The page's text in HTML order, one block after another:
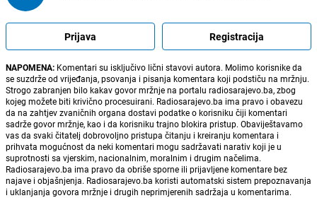
Prijava Registracija
NAPOMENA: Komentari su isključivo lični stavovi autora. Molimo korisnike da
se suzdrže od vrijeđanja, psovanja i pisanja komentara koji podstiču na mržnju.
Strogo zabranjen bilo kakav govor mržnje na portalu radiosarajevo.ba, zbog
kojeg možete biti krivično procesuirani. Radiosarajevo.ba ima pravo i obavezu
da na zahtjev zvaničnih organa dostavi podatke o korisniku čiji komentari
sadrže govor mržnje, kao i da korisniku trajno blokira pristup. Obaviještavamo
vas da svaki čitatelj dobrovoljno pristupa čitanju i kreiranju komentara i
prihvata mogućnost da neki komentari mogu sadržavati narativ koji je u
suprotnosti sa vjerskim, nacionalnim, moralnim i drugim načelima.
Radiosarajevo.ba ima pravo da obriše sporne ili prijavljene komentare bez
najave i objašnjenja. Radiosarajevo.ba koristi automatski sistem prepoznavanja
i uklanjanja govora mržnje i drugih neprimjerenih sadržaja u komentarima.